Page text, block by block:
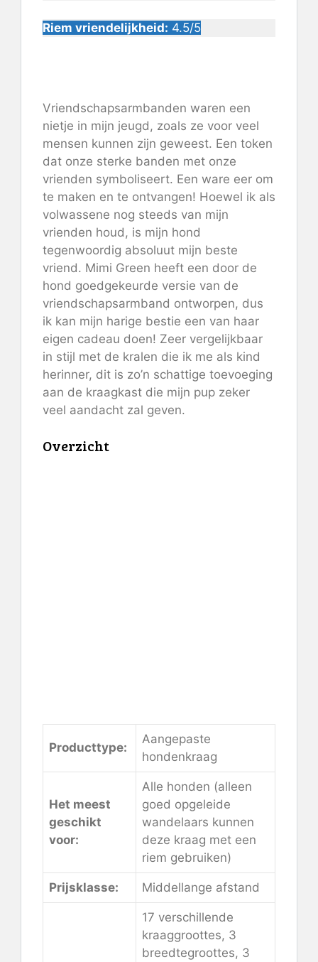
Riem vriendelijkheid: 4.5/5
Vriendschapsarmbanden waren een
nietje in mijn jeugd, zoals ze voor veel
mensen kunnen zijn geweest. Een token
dat onze sterke banden met onze
vrienden symboliseert. Een ware eer om
te maken en te ontvangen! Hoewel ik als
volwassene nog steeds van mijn
vrienden houd, is mijn hond
tegenwoordig absoluut mijn beste
vriend. Mimi Green heeft een door de
hond goedgekeurde versie van de
vriendschapsarmband ontworpen, dus
ik kan mijn harige bestie een van haar
eigen cadeau doen! Zeer vergelijkbaar
in stijl met de kralen die ik me als kind
herinner, dit is zo’n schattige toevoeging
aan de kraagkast die mijn pup zeker
veel aandacht zal geven.
Overzicht
Producttype:
Aangepaste
hondenkraag
Het meest
geschikt
voor:
Alle honden (alleen
goed opgeleide
wandelaars kunnen
deze kraag met een
riem gebruiken)
Prijsklasse: Middellange afstand
17 verschillende
kraaggroottes, 3
breedtegroottes, 3